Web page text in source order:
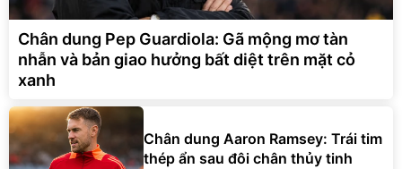
Chân dung Pep Guardiola: Gã mộng mơ tàn
nhẫn và bản giao hưởng bất diệt trên mặt cỏ
xanh
Chân dung Aaron Ramsey: Trái tim
thép ẩn sau đôi chân thủy tinh